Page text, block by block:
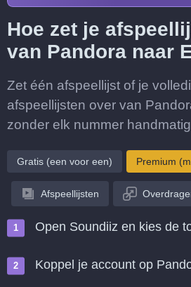
Hoe zet je
van Pandora naar
Zet één afspeellijst of je
afspeellijsten over van
zonder elk nummer
Gratis (een voor een) Premium
Afspeellijsten
Open Soundiiz en kies de
Koppel je account op